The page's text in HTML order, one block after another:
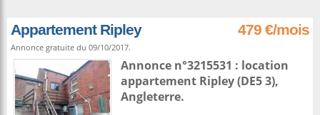
Appartement Ripley 479 €/mois
Annonce gratuite du 09/10/2017.
Annonce n°3215531 : location
appartement Ripley(DE5 3),
Angleterre.